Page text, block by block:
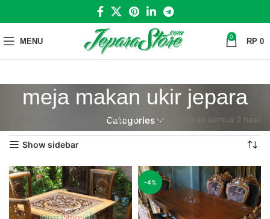
MENU 0 RP 0
meja makan ukir jepara
Categories
meja makan ukir jepara Menampilkan semua 2 hasil
Show sidebar
-4%